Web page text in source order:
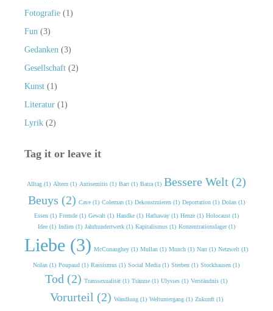
Fotografie(1)
Fun (3)
Gedanken (3)
Gesellschaft(2)
Kunst(1)
Literatur(1)
Lyrik(2)
Tag it or leave it
Alltag (1) Altern (1) Antisemitis (1) Bart (1) Batra (1) Bessere Welt (2)
Beuys (2) Cave (1) Coleman (1) Dekonstruieren (1) Deportation (1) Dolan (1)
Essen (1) Fremde (1) Gewalt (1) Handke (1) Hathaway (1) Henze (1) Holocaust (1)
Idee (1) Indien (1) Jahrhundertwerk (1) Kapitalismus (1) Konzentrationslager (1)
Liebe (3) McConaughey (1) Mullan (1) Munch (1) Narr (1) Netzwelt (1)
Nolan (1) Poupaud (1) Rassismus (1) Social Media (1) Sterben (1) Stockhausen (1)
Tod (2) Transsexualität (1) Träume (1) Ulysses (1) Verständnis (1)
Vorurteil (2) Wandlung (1) Weltuntergang (1) Zukunft (1)